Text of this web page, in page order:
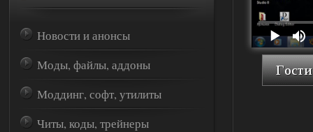
Новости и анонсы
Моды, файлы, аддоны
Моддинг, софт, утилиты
Читы, коды, трейнеры